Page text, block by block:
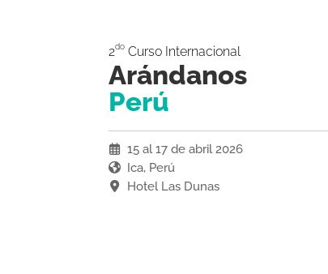
2do Curso Internacional
Arándanos
Perú
15 al 17 de abril 2026
Ica, Perú
Hotel Las Dunas